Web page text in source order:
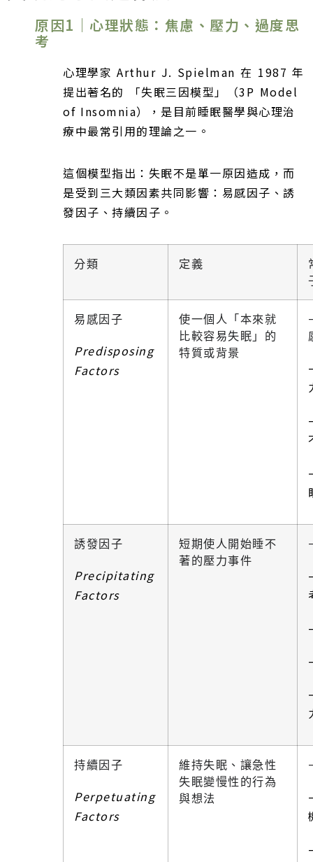
原因1｜心理狀態：焦慮、壓力、過度思
考
心理學家 Arthur J. Spielman 在 1987 年
提出著名的 「失眠三因模型」（3P Model
of Insomnia），是目前睡眠醫學與心理治
療中最常引用的理論之一。
這個模型指出：失眠不是單一原因造成，而
是受到三大類因素共同影響：易感因子、誘
發因子、持續因子。
分類 定義
易感因子
Predisposing
Factors
使一個人「本來就
比較容易失眠」的
特質或背景
誘發因子
Precipitating
Factors
短期使人開始睡不
著的壓力事件
持續因子
Perpetuating
Factors
維持失眠、讓急性
失眠變慢性的行為
與想法